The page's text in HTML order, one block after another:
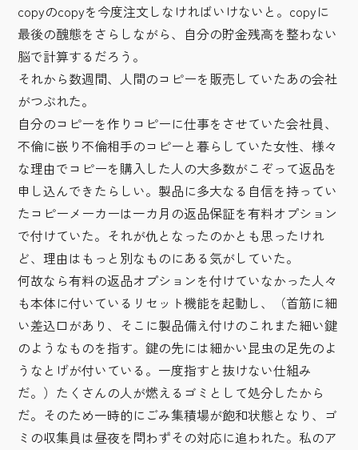
copyのcopyを今度注文しなければいけないと。copyに
最後の醜態をさらしながら、自分の貯金残高を整わない
脳で計算するだろう。
それから数週間、人間のコピーを販売していたあの会社
がつぶれた。
自分のコピーを作りコピーに仕事をさせていた会社員、
不倫に嵌り不倫相手のコピーと暮らしていた女性、様々
な理由でコピーを購入した人の大多数がこぞって返品を
申し込んできたらしい。製品に多大なる自信を持ってい
たコピーメーカーは一カ月の返品保証を有料オプション
で付けていた。それが仇となったのかとも思ったけれ
ど、理由はもっと別なものにある気がしていた。
何故なら有料の返品オプションを付けていなかった人々
も本体に付いているリセット機能を起動し、（首筋に細
い差込口があり、そこに製品備え付けのこれまた細い鍵
のようなものを指す。鍵の先には細かい昆虫の足先のよ
うなとげが付いている。一度指すと抜けない仕組み
だ。）たくさんの人が燃えるゴミとして処分したから
だ。そのため一時的にごみ集積場が飽和状態となり、ゴ
ミの収集員は昼夜を問わずその対応に追われた。私のア